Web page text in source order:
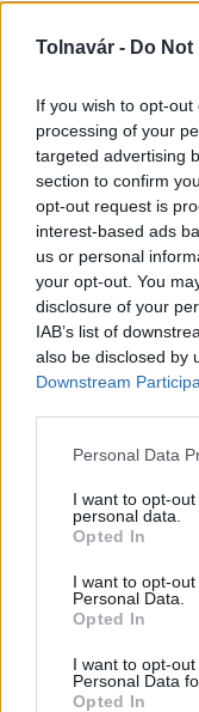
Tolnavár - Do
If you wish to opt-
processing of your
targeted advertising
section to confirm
opt-out request is
interest-based ads
us or personal
your opt-out. You
disclosure of your
IAB’s list of
also be disclosed by
Downstream
Please note that
not limited to your
grant or deny
use your data for
consent section.
Personal Data
I want to opt-
personal data.
Opted In
I want to opt-
Personal Data.
Opted In
I want to opt-
Personal Data
Opted In
Elkészült a Liszt
logisztikai bázis
Komplex
Liszt Ferenc
csapadékvíz-elvezető
hálózat kiépítés a